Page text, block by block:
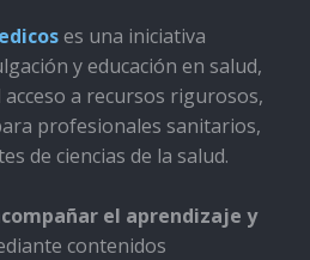
es una iniciativa
y educación en salud,
a recursos rigurosos,
profesionales sanitarios,
de ciencias de la salud.
el aprendizaje y
contenidos